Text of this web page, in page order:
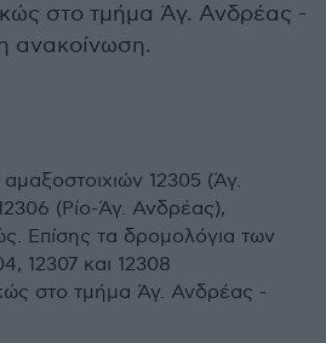
στο τμήμα Άγ. Ανδρέας -
ανακοίνωση.
12305 (Άγ.
(Ρίο-Άγ. Ανδρέας),
Επίσης τα δρομολόγια των
12307 και 12308
στο τμήμα Άγ. Ανδρέας -